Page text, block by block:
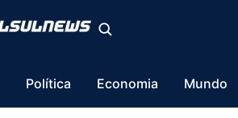
Política Economia Mundo